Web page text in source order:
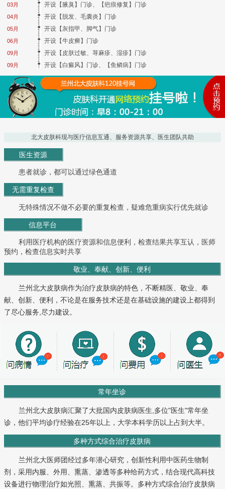
03月
04月
05月
06月
09月
09月
开设【腋臭】门诊、【疤痕修复】门诊
开设【脱发、毛囊炎】门诊
开设【灰指甲、脚气】门诊
开设【牛皮癣】门诊
开设【皮肤过敏、荨麻疹、湿疹】门诊
开设【白癜风】门诊、【鱼鳞病】门诊
北大皮肤科现与医疗信息互通、服务资源共享、医生团队共助
医生资源
患者就诊，都可以通过绿色通道
无需重复检查
无特殊情况不做不必要的重复检查，疑难危重病实行优先就诊
信息平台
利用医疗机构的医疗资源和信息便利，检查结果共享互认，医师
预约，检查信息实时共享
敬业、奉献、创新、便利
兰州北大皮肤病作为治疗皮肤病的特色，不断精医、敬业、奉
献、创新、便利，不论是在服务技术还是在基础设施的建设上都得到
了尽心服务,尽力建设。
常年坐诊
兰州北大皮肤病汇聚了大批国内皮肤病医生,多位"医生"常年坐
诊，他们平均诊疗经验在25年以上，大学本科学历以上占到大半。
多种方式综合治疗皮肤病
兰州北大医师团经过多年潜心研究，创新性利用中医药生物制
剂，采用内服、外用、熏蒸、渗透等多种给药方式，结合现代高科技
设备进行物理治疗如光照、熏蒸、共振等。多种方式综合治疗皮肤病